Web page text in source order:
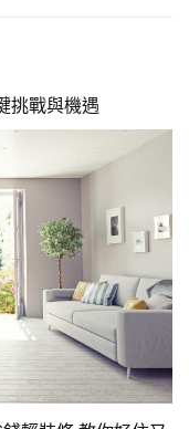
挑戰與機遇